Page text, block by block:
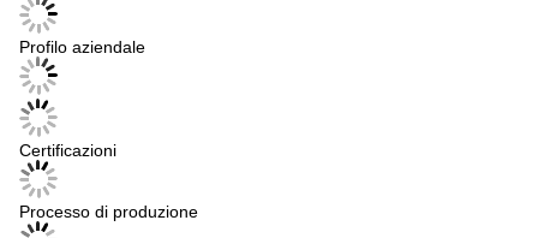
Profilo aziendale
Certificazioni
Processo di produzione